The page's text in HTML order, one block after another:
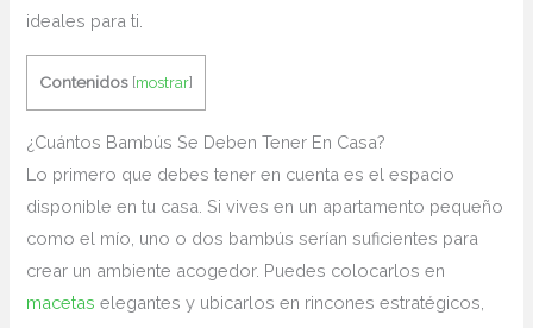
ideales para ti.
Contenidos [mostrar]
¿Cuántos Bambús Se Deben Tener En Casa?
Lo primero que debes tener en cuenta es el espacio
disponible en tu casa. Si vives en un apartamento pequeño
como el mío, uno o dos bambús serían suficientes para
crear un ambiente acogedor. Puedes colocarlos en
macetas elegantes y ubicarlos en rincones estratégicos,